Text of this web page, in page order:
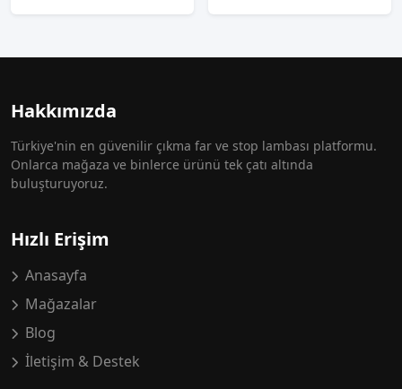
Hakkımızda
Türkiye'nin en güvenilir çıkma far ve stop lambası platformu.
Onlarca mağaza ve binlerce ürünü tek çatı altında
buluşturuyoruz.
Hızlı Erişim
Anasayfa
Mağazalar
Blog
İletişim & Destek